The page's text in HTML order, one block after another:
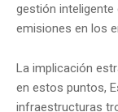
gestión
emisiones en los
La implicación
en estos puntos,
infraestructuras